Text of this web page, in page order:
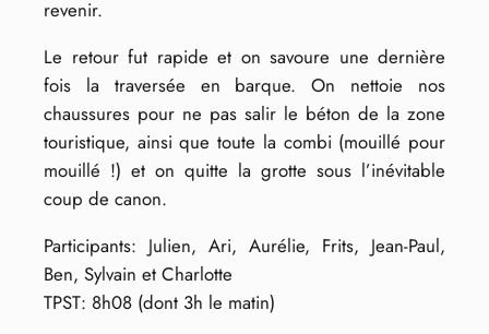
revenir.
Le retour fut rapide et on savoure une dernière
fois la traversée en barque. On nettoie nos
chaussures pour ne pas salir le béton de la zone
touristique, ainsi que toute la combi (mouillé pour
mouillé !) et on quitte la grotte sous l’inévitable
coup de canon.
Participants: Julien, Ari, Aurélie, Frits, Jean-Paul,
Ben, Sylvain et Charlotte
TPST: 8h08 (dont 3h le matin)